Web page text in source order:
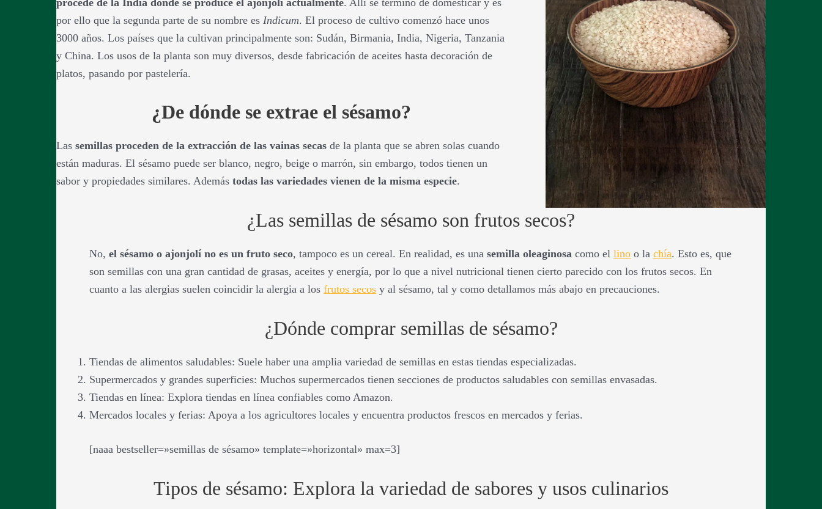
por ello que la segunda parte de su nombre es Indicum. El proceso de cultivo comenzó hace unos
3000 años. Los países que la cultivan principalmente son: Sudán, Birmania, India, Nigeria, Tanzania
y China. Los usos de la planta son muy diversos, desde fabricación de aceites hasta decoración de
platos, pasando por pastelería.
¿De dónde se extrae el sésamo?
Las semillas proceden de la extracción de las vainas secas de la planta que se abren solas cuando
están maduras. El sésamo puede ser blanco, negro, beige o marrón, sin embargo, todos tienen un
sabor y propiedades similares. Además todas las variedades vienen de la misma especie.
¿Las semillas de sésamo son frutos secos?
No, el sésamo o ajonjolí no es un fruto seco, tampoco es un cereal. En realidad, es una semilla oleaginosa como el lino o la chía. Esto es, que
son semillas con una gran cantidad de grasas, aceites y energía, por lo que a nivel nutricional tienen cierto parecido con los frutos secos. En
cuanto a las alergias suelen coincidir la alergia a los frutos secos y al sésamo, tal y como detallamos más abajo en precauciones.
¿Dónde comprar semillas de sésamo?
Tiendas de alimentos saludables: Suele haber una amplia variedad de semillas en estas tiendas especializadas.
Supermercados y grandes superficies: Muchos supermercados tienen secciones de productos saludables con semillas envasadas.
Tiendas en línea: Explora tiendas en línea confiables como Amazon.
Mercados locales y ferias: Apoya a los agricultores locales y encuentra productos frescos en mercados y ferias.
[naaa bestseller=»semillas de sésamo» template=»horizontal» max=3]
Tipos de sésamo: Explora la variedad de sabores y usos culinarios